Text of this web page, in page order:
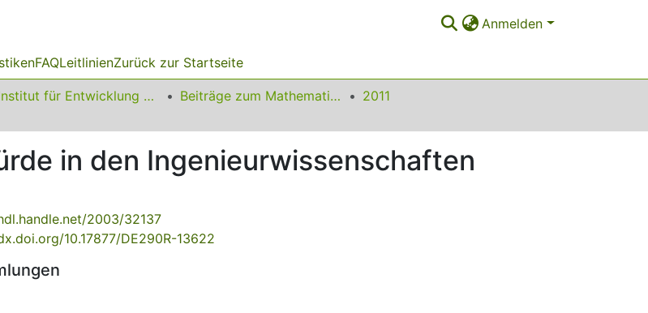
Anmelden
FAQLeitlinienZurück zur Startseite
Institut für Entwicklung und Erforschung des Mathematikunterrichts Beiträge zum Mathematikunterricht
2011
in den Ingenieurwissenschaften
2003/32137
10.17877/DE290R-13622